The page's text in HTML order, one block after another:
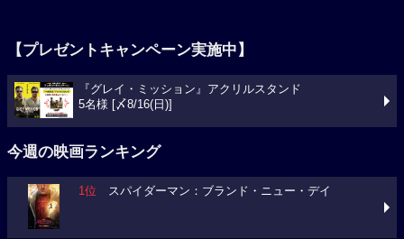
【プレゼントキャンペーン実施中】
『グレイ・ミッション』アクリルスタンド
5名様 [〆8/16(日)]
今週の映画ランキング
1位 スパイダーマン：ブランド・ニュー・デイ